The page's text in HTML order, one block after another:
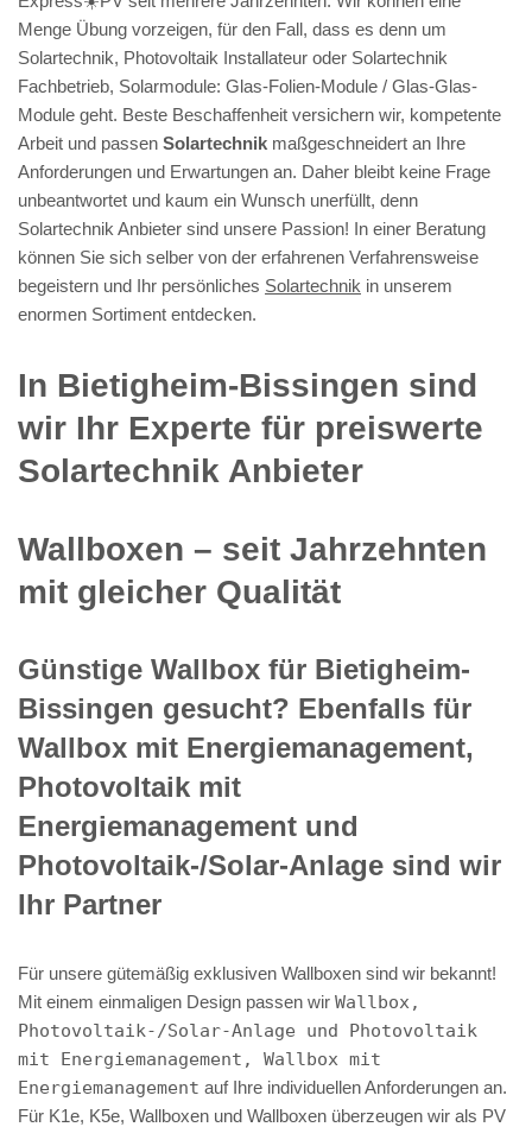
Menge Übung vorzeigen, für den Fall, dass es denn um
Solartechnik, Photovoltaik Installateur oder Solartechnik
Fachbetrieb, Solarmodule: Glas-Folien-Module / Glas-Glas-
Module geht. Beste Beschaffenheit versichern wir, kompetente
Arbeit und passen Solartechnik maßgeschneidert an Ihre
Anforderungen und Erwartungen an. Daher bleibt keine Frage
unbeantwortet und kaum ein Wunsch unerfüllt, denn
Solartechnik Anbieter sind unsere Passion! In einer Beratung
können Sie sich selber von der erfahrenen Verfahrensweise
begeistern und Ihr persönliches Solartechnik in unserem
enormen Sortiment entdecken.
In Bietigheim-Bissingen sind
wir Ihr Experte für preiswerte
Solartechnik Anbieter
Wallboxen – seit Jahrzehnten
mit gleicher Qualität
Günstige Wallbox für Bietigheim-
Bissingen gesucht? Ebenfalls für
Wallbox mit Energiemanagement,
Photovoltaik mit
Energiemanagement und
Photovoltaik-/Solar-Anlage sind wir
Ihr Partner
Für unsere gütemäßig exklusiven Wallboxen sind wir bekannt!
Mit einem einmaligen Design passen wir Wallbox,
Photovoltaik-/Solar-Anlage und Photovoltaik
mit Energiemanagement, Wallbox mit
Energiemanagement auf Ihre individuellen Anforderungen an.
Für K1e, K5e, Wallboxen und Wallboxen überzeugen wir als PV